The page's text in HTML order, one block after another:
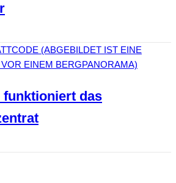
funktioniert das